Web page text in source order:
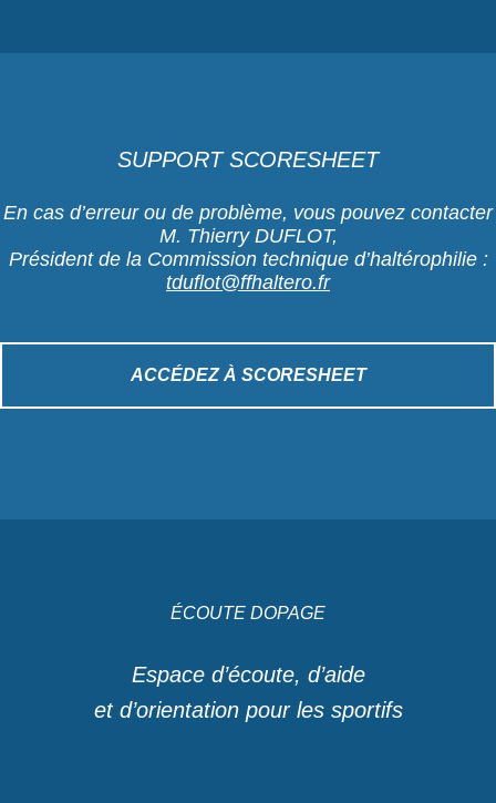
SUPPORT SCORESHEET
En cas d’erreur ou de problème, vous pouvez contacter
M. Thierry DUFLOT,
Président de la Commission technique d’haltérophilie :
tduflot@ffhaltero.fr
ACCÉDEZ À SCORESHEET
ÉCOUTE DOPAGE
Espace d’écoute, d’aide
et d’orientation pour les sportifs